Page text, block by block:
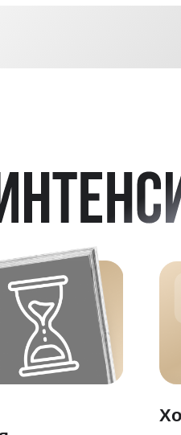
Хочу
Хочу, чтобы
получались
Мечтаю
продавать